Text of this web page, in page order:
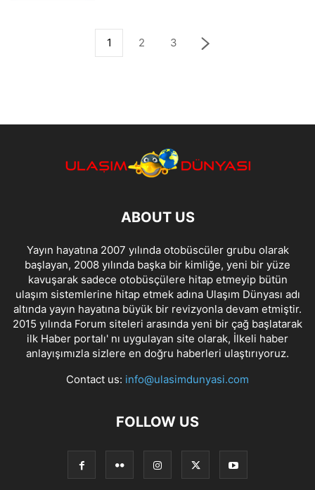
1 2 3
ABOUT US
Yayın hayatına 2007 yılında otobüscüler grubu olarak
başlayan, 2008 yılında başka bir kimliğe, yeni bir yüze
kavuşarak sadece otobüsçülere hitap etmeyip bütün
ulaşım sistemlerine hitap etmek adına Ulaşım Dünyası adı
altında yayın hayatına büyük bir revizyonla devam etmiştir.
2015 yılında Forum siteleri arasında yeni bir çağ başlatarak
ilk Haber portalı' nı uygulayan site olarak, İlkeli haber
anlayışımızla sizlere en doğru haberleri ulaştırıyoruz.
Contact us: info@ulasimdunyasi.com
FOLLOW US